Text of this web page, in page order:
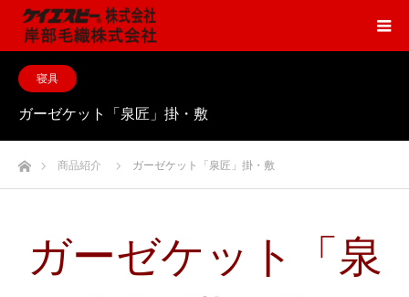
寝具
ガーゼケット「泉匠」掛・敷
ホーム商品紹介 ガーゼケット「泉匠」掛・敷
ガーゼケット「泉